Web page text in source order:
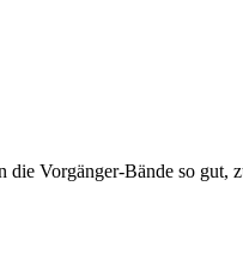
Vorgänger-Bände so gut,